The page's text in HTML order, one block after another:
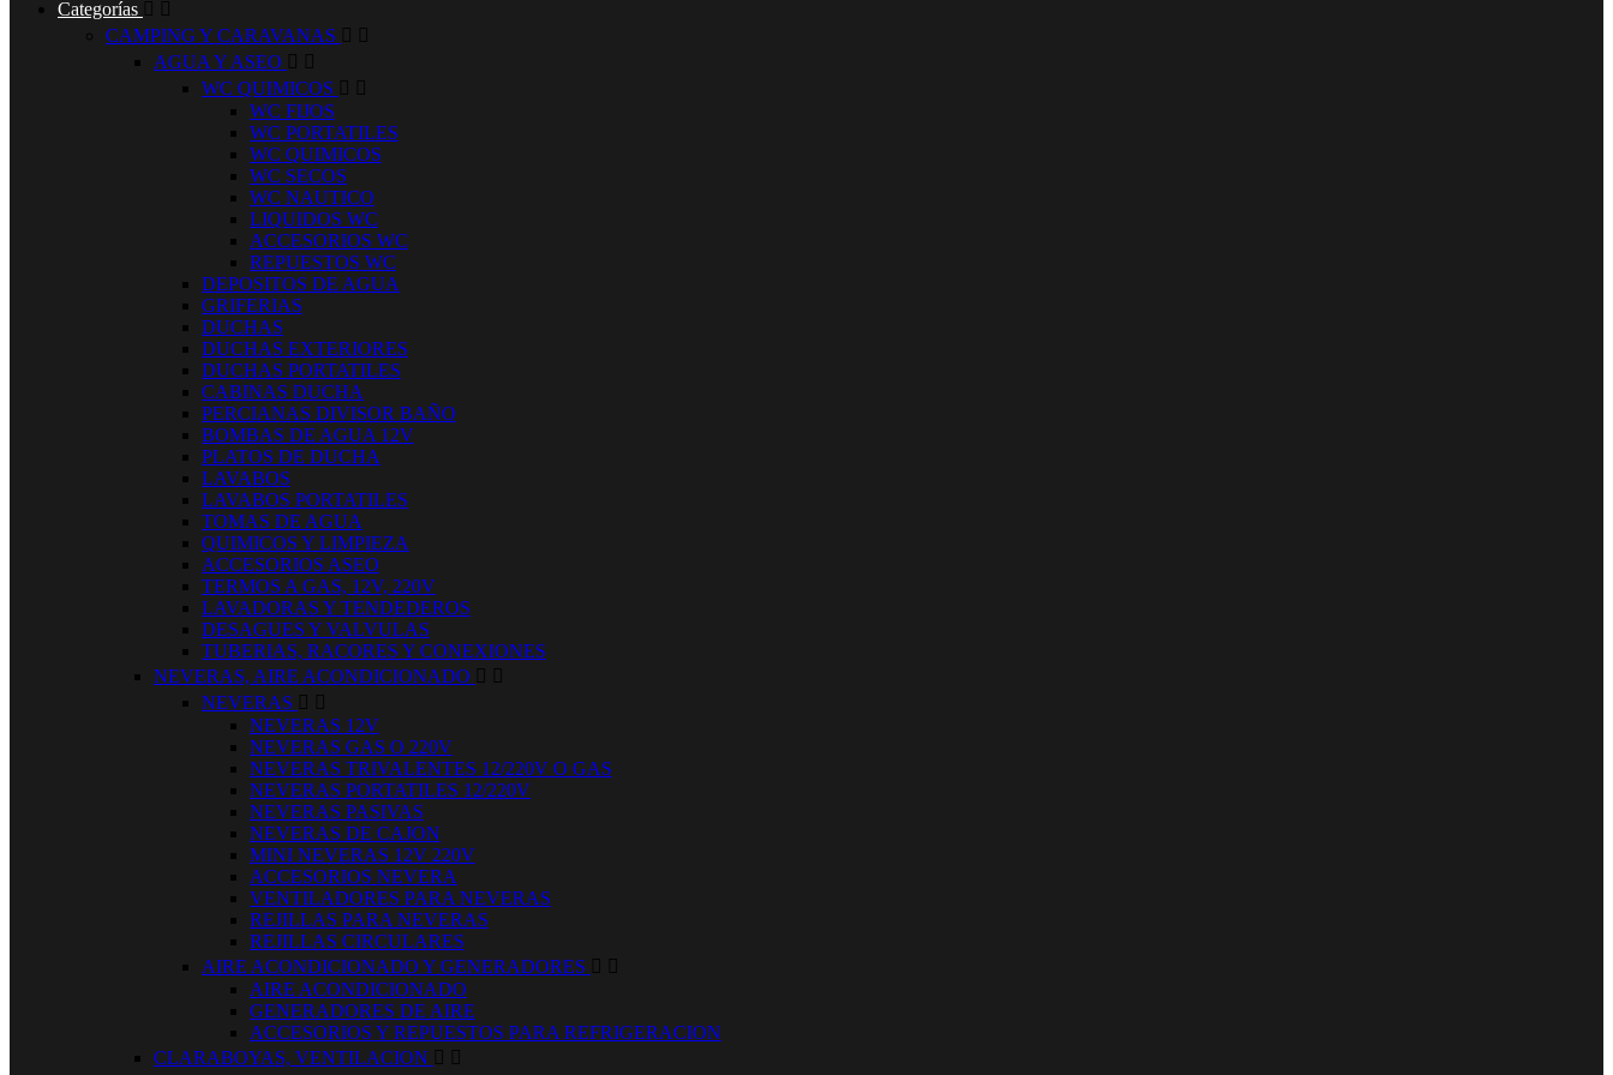
Categorías  
CAMPING Y CARAVANAS  
AGUA Y ASEO  
WC QUIMICOS  
WC FIJOS
WC PORTATILES
WC QUIMICOS
WC SECOS
WC NAUTICO
LIQUIDOS WC
ACCESORIOS WC
REPUESTOS WC
DEPOSITOS DE AGUA
GRIFERIAS
DUCHAS
DUCHAS EXTERIORES
DUCHAS PORTATILES
CABINAS DUCHA
PERCIANAS DIVISOR BAÑO
BOMBAS DE AGUA 12V
PLATOS DE DUCHA
LAVABOS
LAVABOS PORTATILES
TOMAS DE AGUA
QUIMICOS Y LIMPIEZA
ACCESORIOS ASEO
TERMOS A GAS, 12V, 220V
LAVADORAS Y TENDEDEROS
DESAGUES Y VALVULAS
TUBERIAS, RACORES Y CONEXIONES
NEVERAS, AIRE ACONDICIONADO  
NEVERAS  
NEVERAS 12V
NEVERAS GAS O 220V
NEVERAS TRIVALENTES 12/220V O GAS
NEVERAS PORTATILES 12/220V
NEVERAS PASIVAS
NEVERAS DE CAJON
MINI NEVERAS 12V 220V
ACCESORIOS NEVERA
VENTILADORES PARA NEVERAS
REJILLAS PARA NEVERAS
REJILLAS CIRCULARES
AIRE ACONDICIONADO Y GENERADORES  
AIRE ACONDICIONADO
GENERADORES DE AIRE
ACCESORIOS Y REPUESTOS PARA REFRIGERACION
CLARABOYAS, VENTILACION  